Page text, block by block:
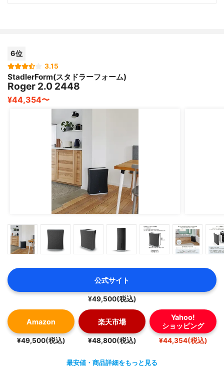
6位
3.15
StadlerForm(スタドラーフォーム)
Roger 2.0 2448
¥44,354〜
公式サイト
¥49,500(税込)
Amazon
¥49,500(税込)
楽天市場
¥48,800(税込)
Yahoo!
ショッピング
¥44,354(税込)
最安値・商品詳細をもっと見る